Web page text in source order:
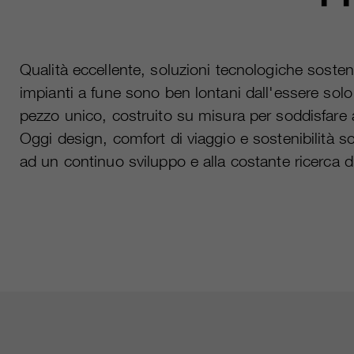
Qualità eccellente, soluzioni tecnologiche
impianti a fune sono ben lontani dall'essere
pezzo unico, costruito su misura per soddisfare
Oggi design, comfort di viaggio e sostenibilità
ad un continuo sviluppo e alla costante ricerca